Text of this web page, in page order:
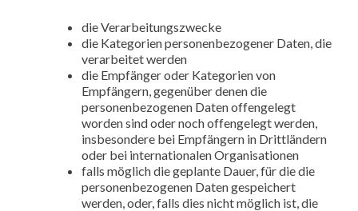
die Verarbeitungszwecke
die Kategorien personenbezogener Daten, die
verarbeitet werden
die Empfänger oder Kategorien von
Empfängern, gegenüber denen die
personenbezogenen Daten offengelegt
worden sind oder noch offengelegt werden,
insbesondere bei Empfängern in Drittländern
oder bei internationalen Organisationen
falls möglich die geplante Dauer, für die die
personenbezogenen Daten gespeichert
werden, oder, falls dies nicht möglich ist, die